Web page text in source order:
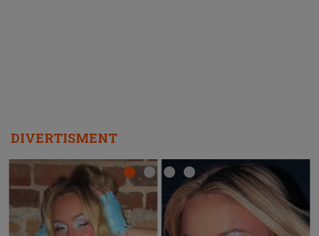
DIVERTISMENT